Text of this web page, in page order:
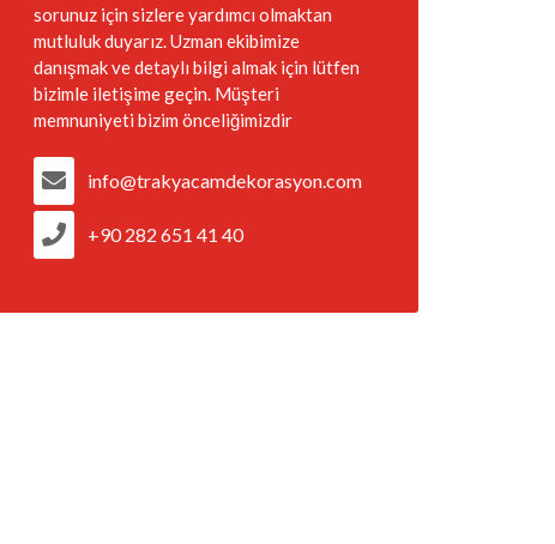
sorunuz için sizlere yardımcı olmaktan
mutluluk duyarız. Uzman ekibimize
danışmak ve detaylı bilgi almak için lütfen
bizimle iletişime geçin. Müşteri
memnuniyeti bizim önceliğimizdir
info@trakyacamdekorasyon.com
+90 282 651 41 40